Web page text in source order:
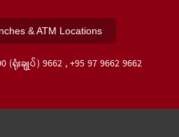
& ATM Locations
(ရုံးချုပ်) 9662 , +95 97 9662 9662